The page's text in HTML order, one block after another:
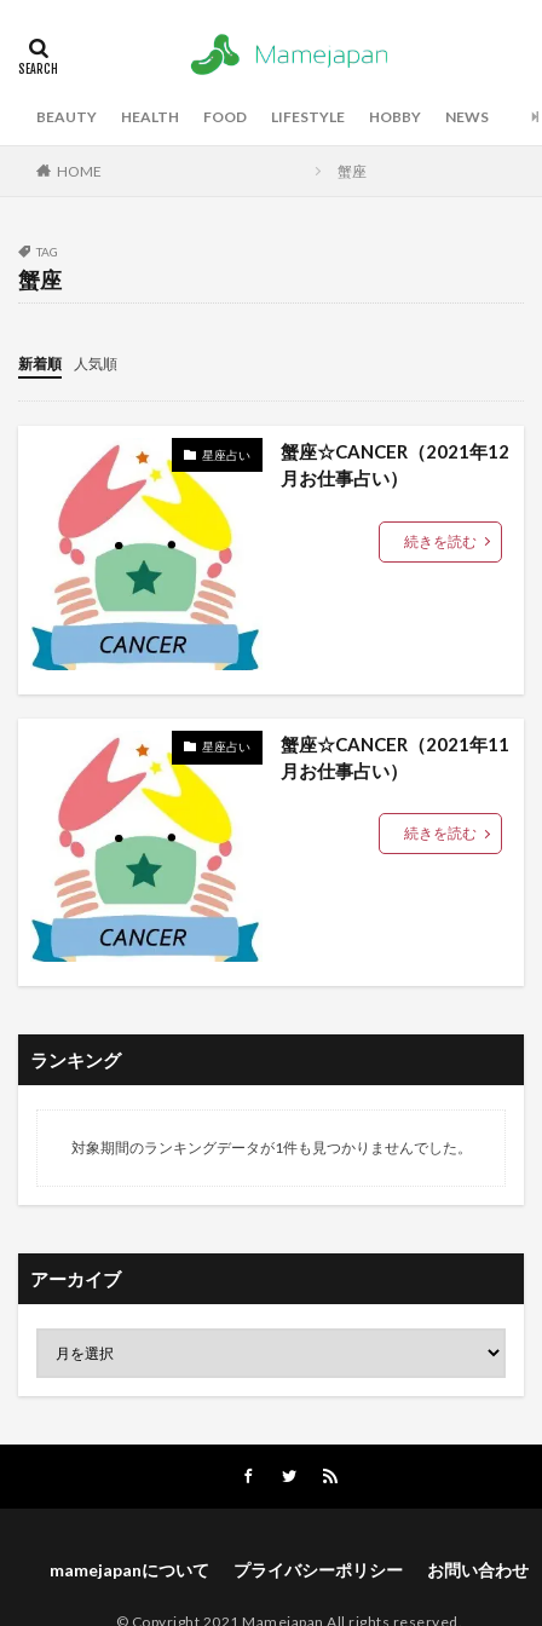
BEAUTY HEALTH FOOD LIFESTYLE HOBBY NEWS
HOME 蟹座
TAG
蟹座
新着順 人気順
星座占い
蟹座☆CANCER（2021年12
月お仕事占い）
続きを読む
星座占い
蟹座☆CANCER（2021年11
月お仕事占い）
続きを読む
ランキング
対象期間のランキングデータが1件も見つかりませんでした。
アーカイブ
mamejapanについて プライバシーポリシー お問い合わせ
© Copyright 2021 Mamejapan All rights reserved.